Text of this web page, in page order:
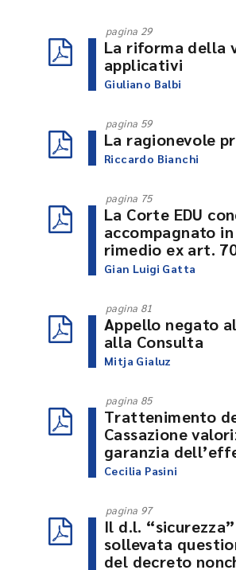
pagina 29
La riforma della
applicativi
Giuliano Balbi
pagina 59
La ragionevole
Riccardo Bianchi
pagina 75
La Corte EDU
accompagnato
rimedio ex art.
Gian Luigi Gatta
pagina 81
Appello negato
alla Consulta
Mitja Gialuz
pagina 85
Trattenimento
Cassazione
garanzia
Cecilia Pasini
pagina 97
Il d.l.
sollevata
del decreto